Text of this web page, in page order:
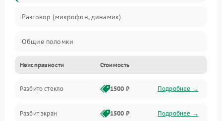
Разговор (микрофон, динамик)
Общие поломки
Проблемы связи
Камеры
Проблемы с дисплеем и сенсором
Неисправности Стоимость
Разбито стекло 1500 ₽ Подробнее →
Разбит экран 1500 ₽ Подробнее →